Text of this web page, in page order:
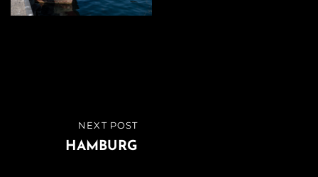
Beitragsnavigation
NEXT POST
HAMBURG